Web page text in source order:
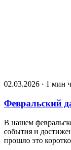
02.03.2026 · 1 мин
Февральский
В нашем
события и
прошло это